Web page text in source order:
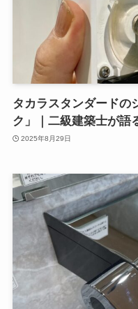
タカラスタンダードの
ク」｜二級建築士が語
2025年8月29日